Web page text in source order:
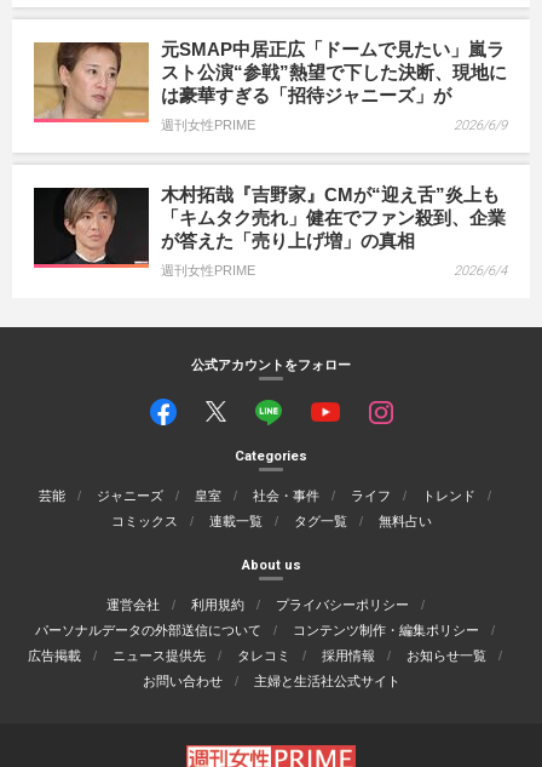
元SMAP中居正広「ドームで見たい」嵐ラ
スト公演“参戦”熱望で下した決断、現地に
は豪華すぎる「招待ジャニーズ」が
週刊女性PRIME 2026/6/9
木村拓哉『吉野家』CMが“迎え舌”炎上も
「キムタク売れ」健在でファン殺到、企業
が答えた「売り上げ増」の真相
週刊女性PRIME 2026/6/4
公式アカウントをフォロー
Categories
芸能 ジャニーズ 皇室 社会・事件 ライフ
トレンド
コミックス
連載一覧 タグ一覧 無料占い
About us
運営会社 利用規約
プライバシーポリシー
パーソナルデータの外部送信について
コンテンツ制作・編集ポリシー
広告掲載
ニュース提供先 タレコミ 採用情報
お知らせ一覧
お問い合わせ
主婦と生活社公式サイト